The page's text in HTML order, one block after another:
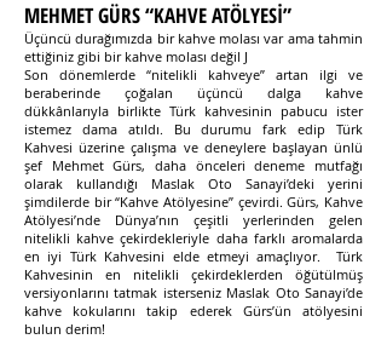
MEHMET GÜRS “KAHVE ATÖLYESİ”
Üçüncü durağımızda bir kahve molası var ama tahmin
ettiğiniz gibi bir kahve molası değil J
Son dönemlerde “nitelikli kahveye” artan ilgi ve
beraberinde çoğalan üçüncü dalga kahve
dükkânlarıyla birlikte Türk kahvesinin pabucu ister
istemez dama atıldı. Bu durumu fark edip Türk
Kahvesi üzerine çalışma ve deneylere başlayan ünlü
şef Mehmet Gürs, daha önceleri deneme mutfağı
olarak kullandığı Maslak Oto Sanayi’deki yerini
şimdilerde bir “Kahve Atölyesine” çevirdi. Gürs, Kahve
Atölyesi’nde Dünya’nın çeşitli yerlerinden gelen
nitelikli kahve çekirdekleriyle daha farklı aromalarda
en iyi Türk Kahvesini elde etmeyi amaçlıyor. Türk
Kahvesinin en nitelikli çekirdeklerden öğütülmüş
versiyonlarını tatmak isterseniz Maslak Oto Sanayi’de
kahve kokularını takip ederek Gürs’ün atölyesini
bulun derim!